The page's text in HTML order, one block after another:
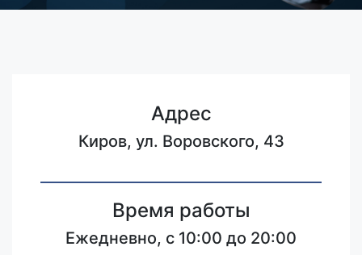
Адрес
Киров, ул. Воровского, 43
Время работы
Ежедневно, с 10:00 до 20:00